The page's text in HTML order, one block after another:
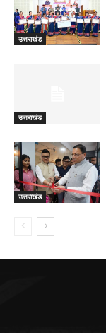
उत्तराखंड
उत्तराखंड
उत्तराखंड